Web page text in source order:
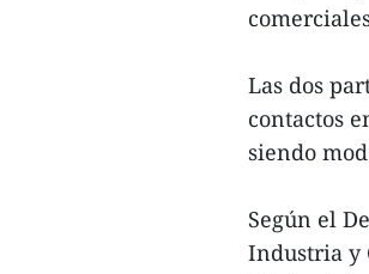
Las dos
contactos
siendo
Según el
Industria y